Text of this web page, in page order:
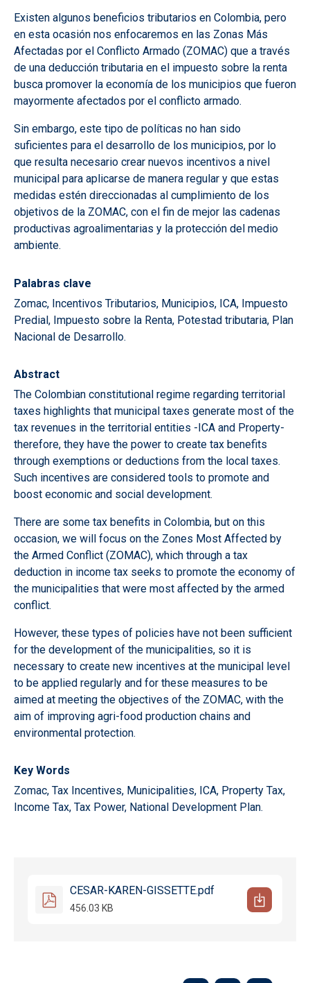
Existen algunos beneficios tributarios en Colombia, pero
en esta ocasión nos enfocaremos en las Zonas Más
Afectadas por el Conflicto Armado (ZOMAC) que a través
de una deducción tributaria en el impuesto sobre la renta
busca promover la economía de los municipios que fueron
mayormente afectados por el conflicto armado.
Sin embargo, este tipo de políticas no han sido
suficientes para el desarrollo de los municipios, por lo
que resulta necesario crear nuevos incentivos a nivel
municipal para aplicarse de manera regular y que estas
medidas estén direccionadas al cumplimiento de los
objetivos de la ZOMAC, con el fin de mejor las cadenas
productivas agroalimentarias y la protección del medio
ambiente.
Palabras clave
Zomac, Incentivos Tributarios, Municipios, ICA, Impuesto
Predial, Impuesto sobre la Renta, Potestad tributaria, Plan
Nacional de Desarrollo.
Abstract
The Colombian constitutional regime regarding territorial
taxes highlights that municipal taxes generate most of the
tax revenues in the territorial entities -ICA and Property-
therefore, they have the power to create tax benefits
through exemptions or deductions from the local taxes.
Such incentives are considered tools to promote and
boost economic and social development.
There are some tax benefits in Colombia, but on this
occasion, we will focus on the Zones Most Affected by
the Armed Conflict (ZOMAC), which through a tax
deduction in income tax seeks to promote the economy of
the municipalities that were most affected by the armed
conflict.
However, these types of policies have not been sufficient
for the development of the municipalities, so it is
necessary to create new incentives at the municipal level
to be applied regularly and for these measures to be
aimed at meeting the objectives of the ZOMAC, with the
aim of improving agri-food production chains and
environmental protection.
Key Words
Zomac, Tax Incentives, Municipalities, ICA, Property Tax,
Income Tax, Tax Power, National Development Plan.
CESAR-KAREN-GISSETTE.pdf
456.03 KB